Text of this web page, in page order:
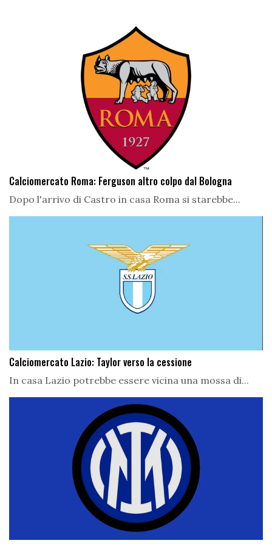
Calciomercato Roma: Ferguson altro colpo dal Bologna
Dopo l'arrivo di Castro in casa Roma si starebbe...
Calciomercato Lazio: Taylor verso la cessione
In casa Lazio potrebbe essere vicina una mossa di...